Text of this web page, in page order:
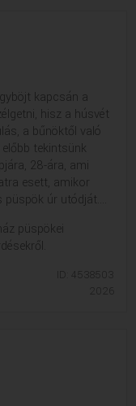
kapcsán a
hisz a húsvét
a bűnöktől való
tekintsünk
28-ára, ami
esett, amikor
úr utódját....
püspökei
ID: 4538503